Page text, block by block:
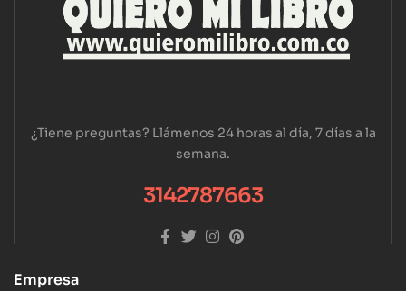
¿Tiene preguntas? Llámenos 24 horas al día, 7 días a la
semana.
3142787663
Empresa